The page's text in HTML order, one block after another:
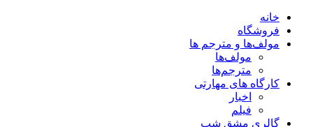
خانه
فروشگاه
مولف‌ها و مترجم ها
مولف‌ها
مترجم‌ها
کارگاه های مهارتی
اخبار
فیلم
گالری مشق شب